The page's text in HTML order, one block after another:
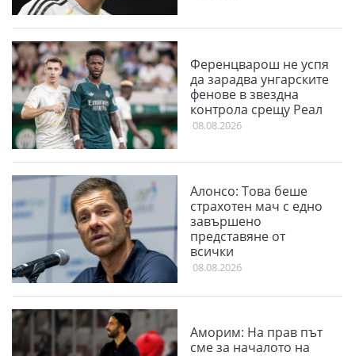
Ференцварош не успя
да зарадва унгарските
фенове в звездна
контрола срещу Реал
08.08.2026
Алонсо: Това беше
страхотен мач с едно
завършено
представяне от
всички
08.08.2026
Аморим: На прав път
сме за началото на